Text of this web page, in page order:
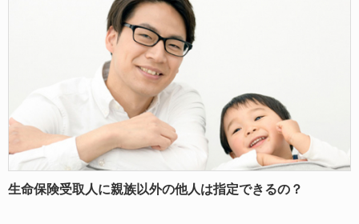
生命保険受取人に親族以外の他人は指定できるの？